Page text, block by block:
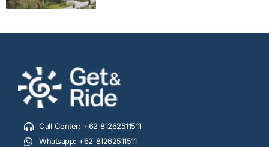
Call Center: +62 81262511511
Whatsapp: +62 81262511511